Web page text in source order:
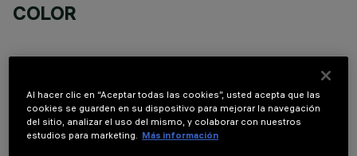
COLOR
COMPONENTES OPCIONALES
Al hacer clic en “Aceptar todas las cookies”, usted acepta que las
cookies se guarden en su dispositivo para mejorar la navegación
del sitio, analizar el uso del mismo, y colaborar con nuestros
estudios para marketing.
Más información